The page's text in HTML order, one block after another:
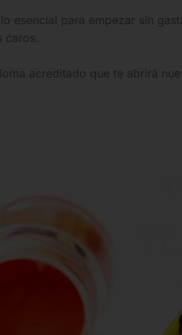
esencial para empezar sin
caros.
acreditado que te abrirá